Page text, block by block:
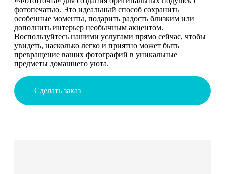
фотопечатью. Это идеальный способ сохранить
особенные моменты, подарить радость близким или
дополнить интерьер необычным акцентом.
Воспользуйтесь нашими услугами прямо сейчас, чтобы
увидеть, насколько легко и приятно может быть
превращение ваших фотографий в уникальные
предметы домашнего уюта.
Сделать заказ